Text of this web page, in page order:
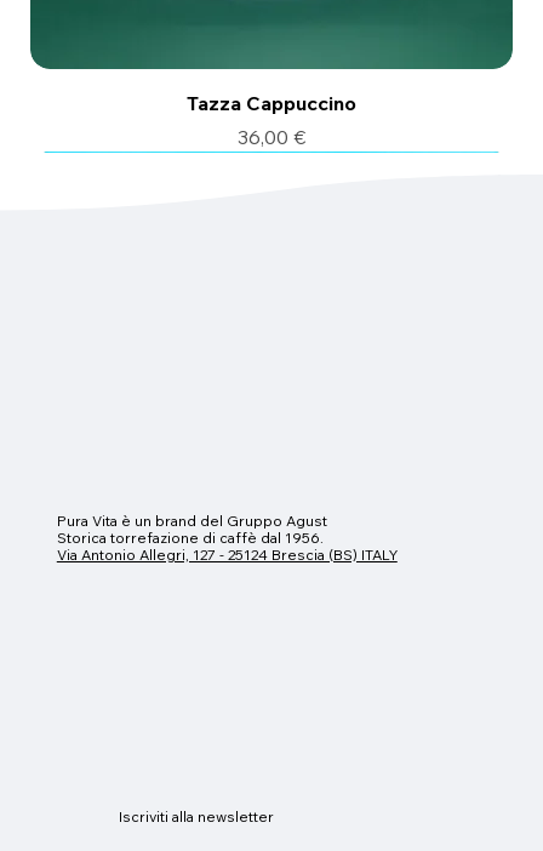
Tazza Cappuccino
Prezzo
36,00 €
Pura Vita è un brand del Gruppo Agust
Storica torrefazione di caffè dal 1956.
Via Antonio Allegri, 127 - 25124 Brescia (BS) ITALY
Iscriviti alla newsletter